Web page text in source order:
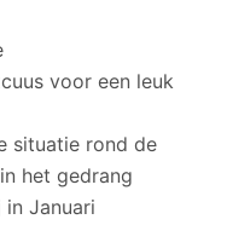
voor een leuk
situatie rond de
het gedrang
Januari